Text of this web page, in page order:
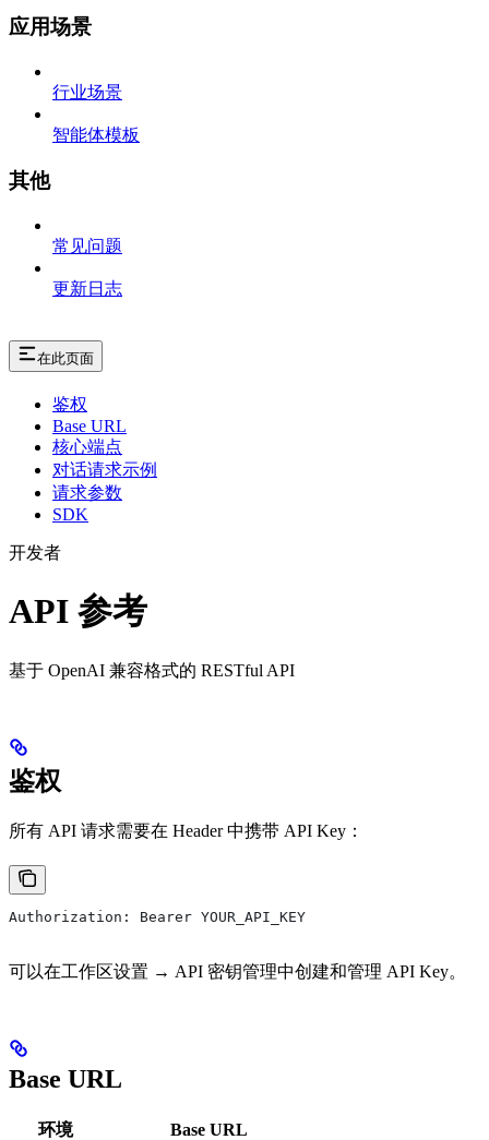
应用场景
行业场景
智能体模板
其他
常见问题
更新日志
在此页面
鉴权
Base URL
核心端点
对话请求示例
请求参数
SDK
开发者
API 参考
基于 OpenAI 兼容格式的 RESTful API
鉴权
所有 API 请求需要在 Header 中携带 API Key：
Authorization: Bearer YOUR_API_KEY
可以在工作区设置 → API 密钥管理中创建和管理 API Key。
Base URL
环境
Base URL